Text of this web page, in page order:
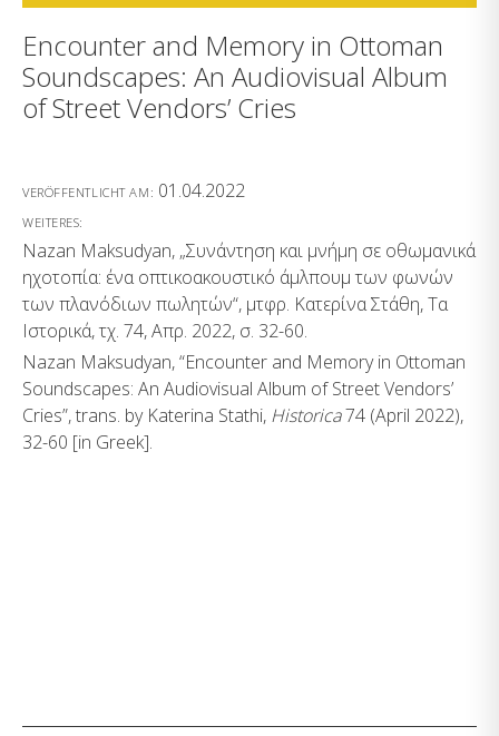
Encounter and Memory in Ottoman
Soundscapes: An Audiovisual Album
of Street Vendors’ Cries
VERÖFFENTLICHT AM: 01.04.2022
WEITERES:
Nazan Maksudyan, „Συνάντηση και μνήμη σε οθωμανικά
ηχοτοπία: ένα οπτικοακουστικό άμλπουμ των φωνών
των πλανόδιων πωλητών“, μτφρ. Κατερίνα Στάθη, Τα
Ιστορικά, τχ. 74, Απρ. 2022, σ. 32-60.
Nazan Maksudyan, “Encounter and Memory in Ottoman
Soundscapes: An Audiovisual Album of Street Vendors’
Cries”, trans. by Katerina Stathi, Historica74 (April 2022),
32-60 [in Greek].